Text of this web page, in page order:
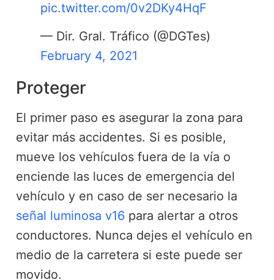
pic.twitter.com/0v2DKy4HqF
— Dir. Gral. Tráfico (@DGTes)
February 4, 2021
Proteger
El primer paso es asegurar la zona para
evitar más accidentes. Si es posible,
mueve los vehículos fuera de la vía o
enciende las luces de emergencia del
vehículo y en caso de ser necesario la
señal luminosa v16 para alertar a otros
conductores. Nunca dejes el vehículo en
medio de la carretera si este puede ser
movido.